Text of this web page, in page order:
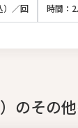
）／回 時間：
のその